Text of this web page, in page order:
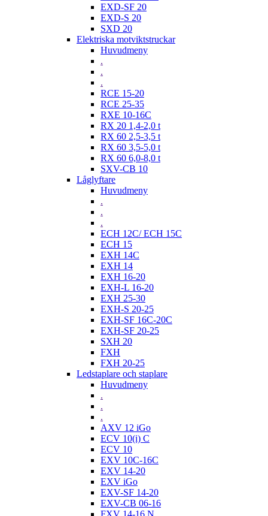
EXD-SF 20
EXD-S 20
SXD 20
Elektriska motviktstruckar
Huvudmeny
.
.
.
RCE 15-20
RCE 25-35
RXE 10-16C
RX 20 1,4-2,0 t
RX 60 2,5-3,5 t
RX 60 3,5-5,0 t
RX 60 6,0-8,0 t
SXV-CB 10
Låglyftare
Huvudmeny
.
.
.
ECH 12C/ ECH 15C
ECH 15
EXH 14C
EXH 14
EXH 16-20
EXH-L 16-20
EXH 25-30
EXH-S 20-25
EXH-SF 16C-20C
EXH-SF 20-25
SXH 20
FXH
FXH 20-25
Ledstaplare och staplare
Huvudmeny
.
.
.
AXV 12 iGo
ECV 10(i) C
ECV 10
EXV 10C-16C
EXV 14-20
EXV iGo
EXV-SF 14-20
EXV-CB 06-16
FXV 14-16 N